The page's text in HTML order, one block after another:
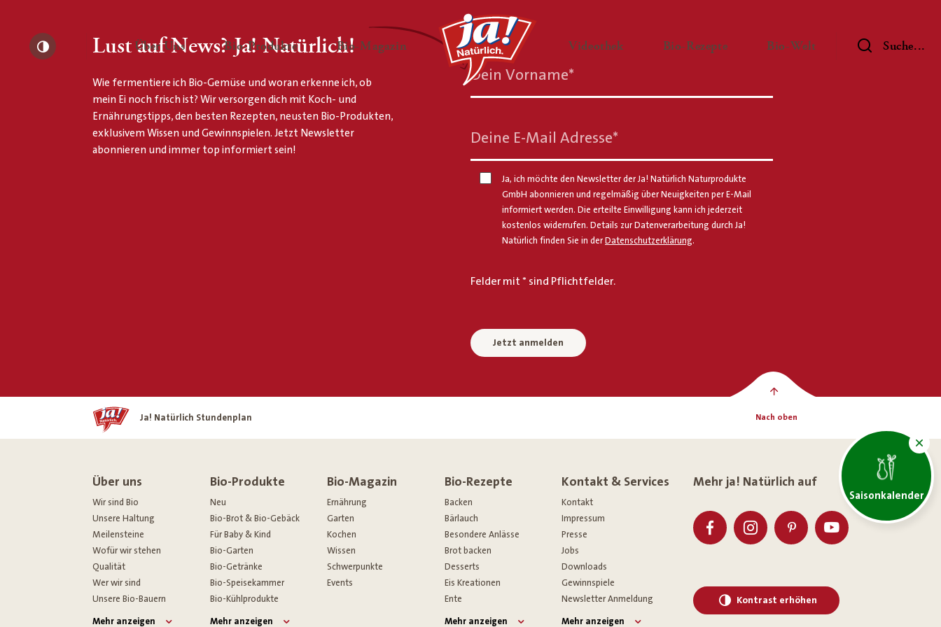
Über Uns— Untermenü ausklappen
Bio-Produkte— Untermenü ausklappen
Bio-Magazin — Untermenü ausklappen Videothek— Untermenü ausklappen
Bio-Rezepte— Untermenü ausklappen
Bio-Welt — UntermenüSuche...
Saisonkalender
Lust auf News? Ja! Natürlich!
Wie fermentiere ich Bio-Gemüse und woran erkenne ich, ob
mein Ei noch frisch ist? Wir versorgen dich mit Koch- und
Ernährungstipps, den besten Rezepten, neusten Bio-Produkten,
exklusivem Wissen und Gewinnspielen. Jetzt Newsletter
abonnieren und immer top informiert sein!
Dein Vorname*
Deine E-Mail Adresse*
Ja, ich möchte den Newsletter der Ja! Natürlich Naturprodukte
GmbH abonnieren und regelmäßig über Neuigkeiten per E-Mail
informiert werden. Die erteilte Einwilligung kann ich jederzeit
kostenlos widerrufen. Details zur Datenverarbeitung durch Ja!
Natürlich finden Sie in der Datenschutzerklärung.
Felder mit * sind Pflichtfelder.
Jetzt anmelden
Home
Ja! Natürlich Stundenplan Nach oben
Über uns
Wir sind Bio
Unsere Haltung
Meilensteine
Wofür wir stehen
Qualität
Wer wir sind
Unsere Bio-Bauern
Mehr anzeigen
Bio-Produkte
Neu
Bio-Brot & Bio-Gebäck
Für Baby & Kind
Bio-Garten
Bio-Getränke
Bio-Speisekammer
Bio-Kühlprodukte
Mehr anzeigen
Bio-Magazin
Ernährung
Garten
Kochen
Wissen
Schwerpunkte
Events
Bio-Rezepte
Backen
Bärlauch
Besondere Anlässe
Brot backen
Desserts
Eis Kreationen
Ente
Mehr anzeigen
Kontakt & Services
Kontakt
Impressum
Presse
Jobs
Downloads
Gewinnspiele
Newsletter Anmeldung
Mehr anzeigen
Mehr ja! Natürlich auf
Kontrast erhöhen